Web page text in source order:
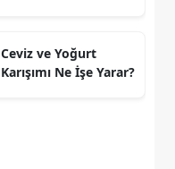
Ceviz ve Yoğurt
Karışımı Ne İşe Yarar?